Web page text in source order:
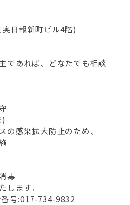
日報新町ビル4階)
であれば、どなたでも相談
の感染拡大防止のため、
毒
します。
番号:017-734-9832